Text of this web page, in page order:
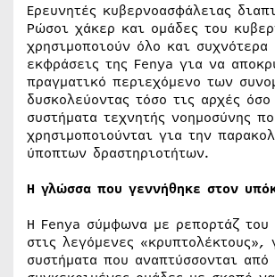
Ερευνητές κυβερνοασφάλειας
Ρώσοι χάκερ και ομάδες του
χρησιμοποιούν όλο και συχνότερα
εκφράσεις της Fenya για να
πραγματικό περιεχόμενο των
δυσκολεύοντας τόσο τις αρχές
συστήματα τεχνητής νοημοσύνης
χρησιμοποιούνται για την
ύποπτων δραστηριοτήτων.
Η γλώσσα που γεννήθηκε στον
Η Fenya σύμφωνα με ρεπορτάζ του
στις λεγόμενες «κρυπτολέκτους»,
συστήματα που αναπτύσσονται από